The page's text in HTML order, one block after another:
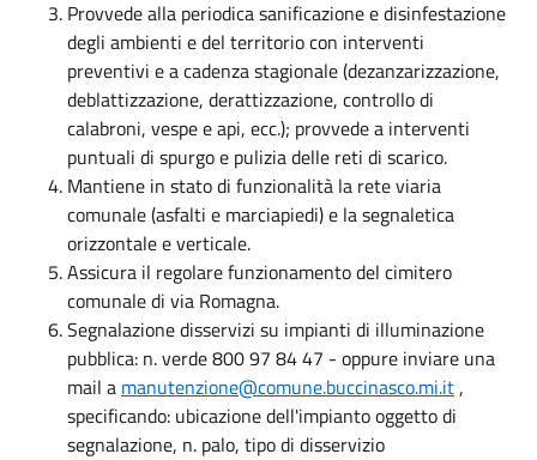
Provvede alla periodica sanificazione e disinfestazione
degli ambienti e del territorio con interventi
preventivi e a cadenza stagionale (dezanzarizzazione,
deblattizzazione, derattizzazione, controllo di
calabroni, vespe e api, ecc.); provvede a interventi
puntuali di spurgo e pulizia delle reti di scarico.
Mantiene in stato di funzionalità la rete viaria
comunale (asfalti e marciapiedi) e la segnaletica
orizzontale e verticale.
Assicura il regolare funzionamento del cimitero
comunale di via Romagna.
Segnalazione disservizi su impianti di illuminazione
pubblica: n. verde 800 97 84 47 - oppure inviare una
mail a manutenzione@comune.buccinasco.mi.it ,
specificando: ubicazione dell'impianto oggetto di
segnalazione, n. palo, tipo di disservizio